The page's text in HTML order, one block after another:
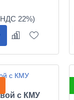
с КМУ